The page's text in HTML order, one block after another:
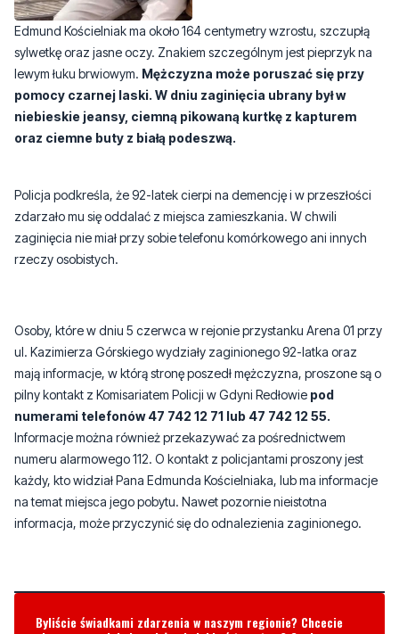
lewym łuku brwiowym.Mężczyzna może poruszać się przy
pomocy czarnej laski. W dniu zaginięcia ubrany był w
niebieskie jeansy, ciemną pikowaną kurtkę z kapturem
oraz ciemne buty z białą podeszwą.
Policja podkreśla, że 92-latek cierpi na demencję i w przeszłości
rzeczy osobistych.
Osoby, które w dniu 5 czerwca w rejonie przystanku Arena 01 przy
pilny kontakt z Komisariatem Policji w Gdyni Redłowiepod
numerami telefonów 47 742 12 71 lub 47 742 12 55.
Informacje można również przekazywać za pośrednictwem
numeru alarmowego 112. O kontakt z policjantami proszony jest
każdy, kto widział Pana Edmunda Kościelniaka, lub ma informacje
na temat miejsca jego pobytu. Nawet pozornie nieistotna
informacja, może przyczynić się do odnalezienia zaginionego.
Wasze sygnały i informacje. Można kontaktować się z naszą
redakcja@nadmorski24.plDyżurujemy także pod numerem